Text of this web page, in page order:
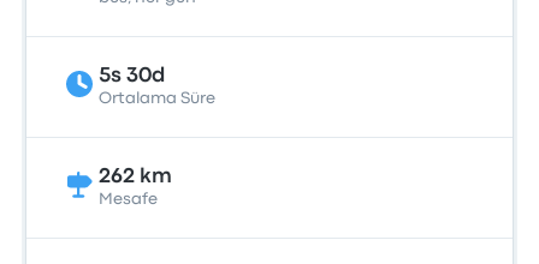
5s 30d
Ortalama Süre
262 km
Mesafe